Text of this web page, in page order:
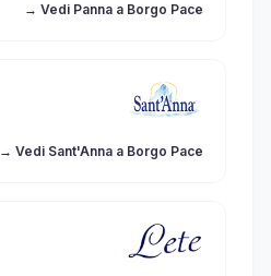
→ Vedi Panna a Borgo Pace
→ Vedi Sant'Anna a Borgo Pace